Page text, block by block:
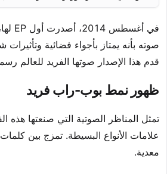
في أغسطس 2014، أصدرت أول EP لها،
قدم هذا الإصدار صوتها الفريد للعالم
ظهور نمط بوب-راب فريد
تمثل المناظر الصوتية التي صنعتها هذه
علامات الأنواع البسيطة. تمزج بين
معدية.